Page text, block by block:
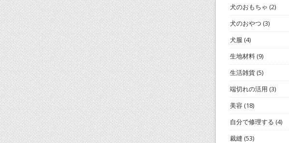
犬のおもちゃ (2)
犬のおやつ (3)
犬服 (4)
生地材料(9)
生活雑貨(5)
端切れの活用 (3)
美容 (18)
自分で修理する (4)
裁縫 (53)